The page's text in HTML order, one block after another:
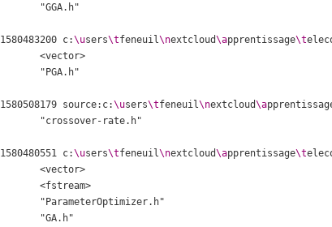
1580483200 c:\users\tfeneuil\nextcloud\apprentissage\t
	<vector>
1580508179 source:c:\users\tfeneuil\nextcloud\a
1580480551 c:\users\tfeneuil\nextcloud\apprentissage\t
	<vector>
	<fstream>